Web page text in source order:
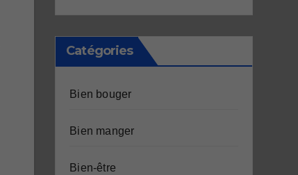
Catégories
Bien bouger
Bien manger
Bien-être